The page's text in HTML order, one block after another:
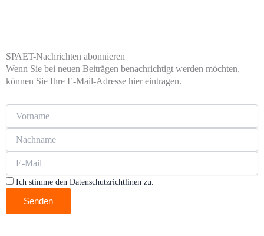
SPAET-Nachrichten abonnieren
Wenn Sie bei neuen Beiträgen benachrichtigt werden möchten,
können Sie Ihre E-Mail-Adresse hier eintragen.
Ich stimme den Datenschutzrichtlinen zu.
Senden